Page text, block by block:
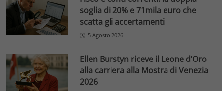
soglia di 20% e 71mila euro che
scatta gli accertamenti
5 Agosto 2026
Ellen Burstyn riceve il Leone d’Oro
alla carriera alla Mostra di Venezia
2026